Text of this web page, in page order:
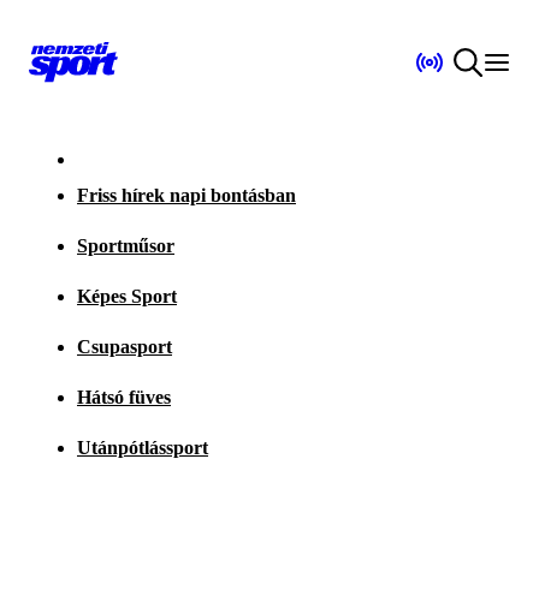
Friss hírek napi bontásban
Sportműsor
Képes Sport
Csupasport
Hátsó füves
Utánpótlássport